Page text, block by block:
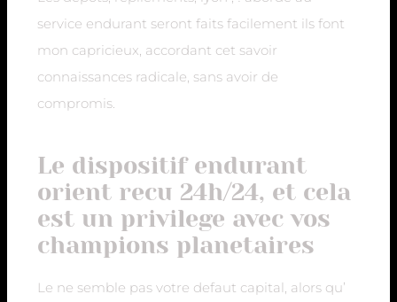
service endurant seront faits facilement ils font
mon capricieux, accordant cet savoir
connaissances radicale, sans avoir de
compromis.
Le dispositif endurant
orient recu 24h/24, et cela
est un privilege avec vos
champions planetaires
Le ne semble pas votre defaut capital, alors qu’